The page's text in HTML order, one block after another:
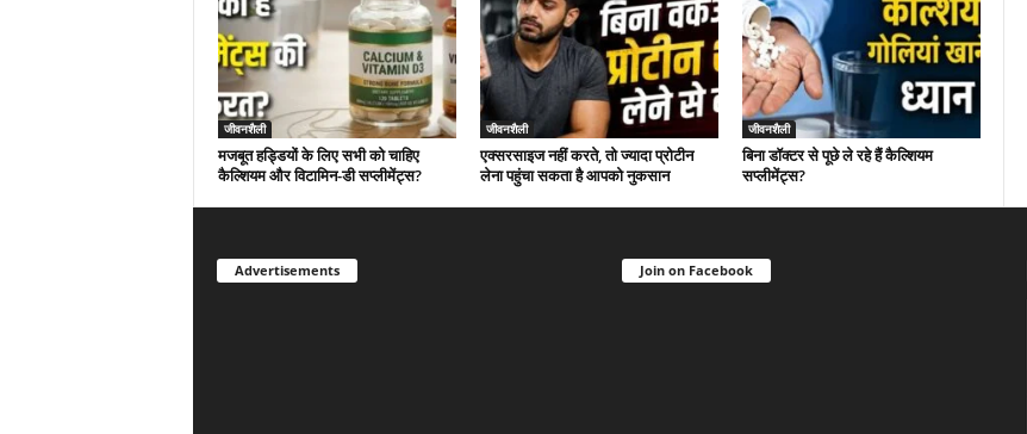
जीवनशैली
मजबूत हड्डियों के लिए सभी को चाहिए
कैल्शियम और विटामिन-डी सप्लीमेंट्स?
जीवनशैली
एक्सरसाइज नहीं करते, तो ज्यादा प्रोटीन
लेना पहुंचा सकता है आपको नुकसान
जीवनशैली
बिना डॉक्टर से पूछे ले रहे हैं कैल्शियम
सप्लीमेंट्स?
Advertisements Join on Facebook